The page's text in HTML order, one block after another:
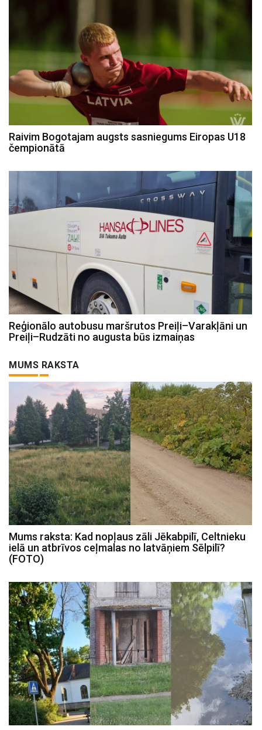
Raivim Bogotajam augsts sasniegums Eiropas U18
čempionātā
Reģionālo autobusu maršrutos Preiļi–Varakļāni un
Preiļi–Rudzāti no augusta būs izmaiņas
MUMS RAKSTA
Mums raksta: Kad nopļaus zāli Jēkabpilī, Celtnieku
ielā un atbrīvos ceļmalas no latvāņiem Sēlpilī?
(FOTO)